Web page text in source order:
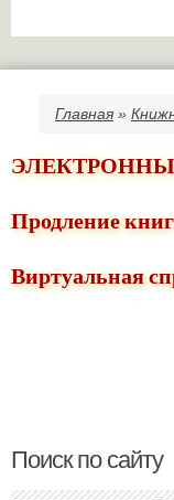
Вы здесь
Главная »
Продление
Виртуальная
Поиск по сайту